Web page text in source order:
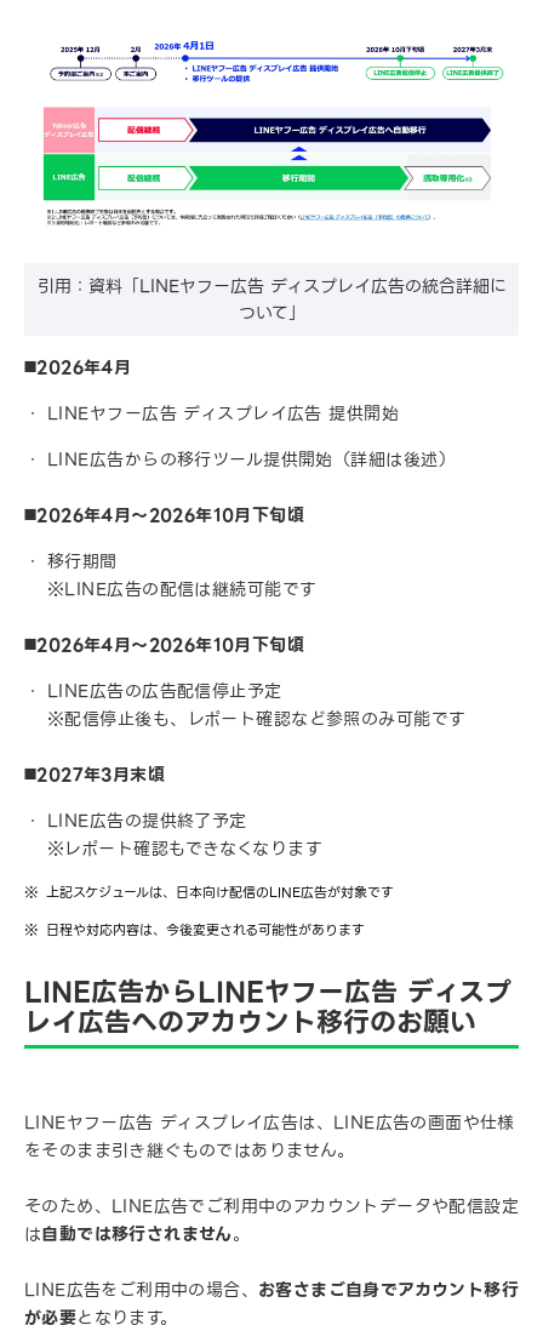
引用：資料「LINEヤフー広告 ディスプレイ広告の統合詳細に
ついて」
◼️2026年4月
LINEヤフー広告 ディスプレイ広告 提供開始
LINE広告からの移行ツール提供開始（詳細は後述）
◼️2026年4月〜2026年10月下旬頃
移行期間
※LINE広告の配信は継続可能です
◼️2026年4月〜2026年10月下旬頃
LINE広告の広告配信停止予定
※配信停止後も、レポート確認など参照のみ可能です
◼️2027年3月末頃
LINE広告の提供終了予定
※レポート確認もできなくなります
上記スケジュールは、日本向け配信のLINE広告が対象です
日程や対応内容は、今後変更される可能性があります
LINE広告からLINEヤフー広告 ディスプ
レイ広告へのアカウント移行のお願い
LINEヤフー広告 ディスプレイ広告は、LINE広告の画面や仕様
をそのまま引き継ぐものではありません。
そのため、LINE広告でご利用中のアカウントデータや配信設定
は自動では移行されません。
LINE広告をご利用中の場合、 お客さまご自身でアカウント移行
が必要となります。